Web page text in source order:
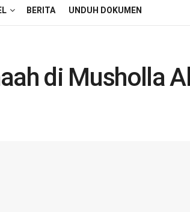
BERITA UNDUH DOKUMEN
di Musholla